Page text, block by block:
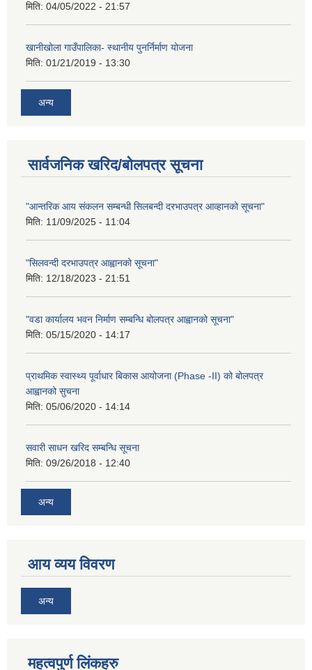
मिति: 04/05/2022 - 21:57
खानीखोला गाउँपालिका- स्थानीय पुनर्निर्माण योजना
मिति: 01/21/2019 - 13:30
अन्य
सार्वजनिक खरिद/बोलपत्र सूचना
"आन्तरिक आय संकलन सम्बन्धी सिलबन्दी दरभाउपत्र आव्हानको सूचना"
मिति: 11/09/2025 - 11:04
"सिलवन्दी दरभाउपत्र आह्वानको सूचना"
मिति: 12/18/2023 - 21:51
"वडा कार्यालय भवन निर्माण सम्बन्धि बोलपत्र आह्वानको सूचना"
मिति: 05/15/2020 - 14:17
प्राथमिक स्वास्थ्य पूर्वाधार बिकास आयोजना (Phase -II) को बोलपत्र
आह्वानको सुचना
मिति: 05/06/2020 - 14:14
सवारी साधन खरिद सम्बन्धि सूचना
मिति: 09/26/2018 - 12:40
अन्य
आय व्यय विवरण
अन्य
महत्वपुर्ण लिंकहरु